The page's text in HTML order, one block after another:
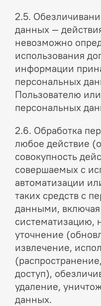
2.5.
данных —
невозможно
использования
информации
персональных
Пользователю
персональных
2.6. Обработка
любое действие
совокупность
совершаемых с
автоматизации
таких средств с
данными, включая
систематизацию,
уточнение
извлечение,
доступ),
удаление,
данных.